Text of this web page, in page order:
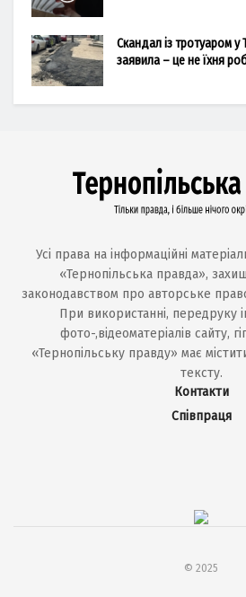
Скандал із тротуаром у
заявила – це не їхня
Усі права на інформаційні
«Тернопільська правда»,
законодавством про авторське
При використанні, передруку
фото-,відеоматеріалів сайту,
«Тернопільську правду» має
тексту.
Контакти
Співпраця
© 2025